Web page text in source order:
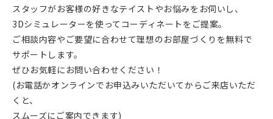
スタッフがお客様の好きなテイストやお悩みをお伺いし、
3Dシミュレーターを使ってコーディネートをご提案。
ご相談内容やご要望に合わせて理想のお部屋づくりを無料で
サポートします。
ぜひお気軽にお問い合わせください！
(お電話かオンラインでお申込みいただいてからご来店いただ
くと、
スムーズにご案内できます)